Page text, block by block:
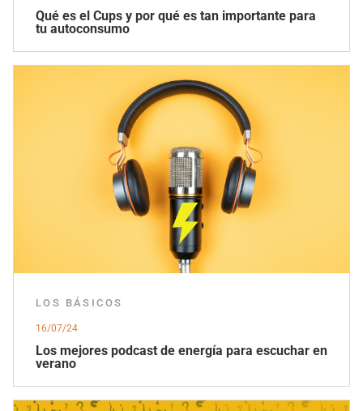
Qué es el Cups y por qué es tan importante para
tu autoconsumo
LOS BÁSICOS
16/07/24
Los mejores podcast de energía para escuchar en
verano